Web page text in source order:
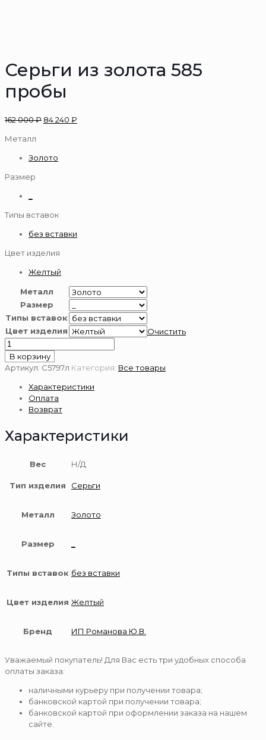
Серьги из золота 585
пробы
162 000₽ 84 240 ₽
Металл
Золото
Размер
Типы вставок
без вставки
Цвет изделия
Желтый
Металл
Размер
Типы вставок
Цвет изделия
Очистить
Количество
товара
Серьги
золота
пробы
В корзину
Артикул: С5797л Категория: Все товары
Характеристики
Оплата
Возврат
Характеристики
Вес Н/Д
Тип изделия Серьги
Металл Золото
Размер
Типы вставок без вставки
Цвет изделия Желтый
Бренд ИП Романова Ю.В.
Уважаемый покупатель! Для Вас есть три удобных способа
оплаты заказа:
наличными курьеру при получении товара;
банковской картой при получении товара;
банковской картой при оформлении заказа на нашем
сайте.